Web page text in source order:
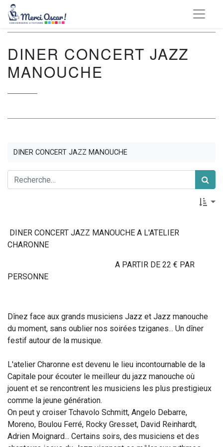
DINER CONCERT JAZZ
MANOUCHE
DINER CONCERT JAZZ MANOUCHE
DINER CONCERT JAZZ MANOUCHE A L'ATELIER
CHARONNE
A PARTIR DE 22 € PAR
PERSONNE
Dînez face aux grands musiciens Jazz et Jazz manouche
du moment, sans oublier nos soirées tziganes... Un dîner
festif autour de la musique.
L'atelier Charonne est devenu le lieu incontournable de la
Capitale pour écouter le meilleur du jazz manouche où
jouent et se rencontrent les musiciens les plus prestigieux
comme la jeune génération.
On peut y croiser Tchavolo Schmitt, Angelo Debarre,
Moreno, Boulou Ferré, Rocky Gresset, David Reinhardt,
Adrien Moignard... Certains soirs, des musiciens et des